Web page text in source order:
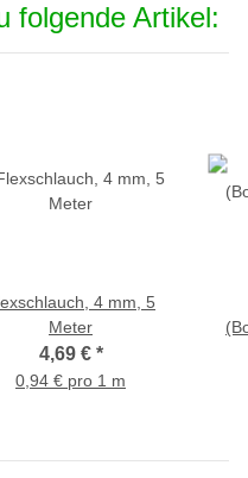
folgende Artikel:
4 mm, 5
Meter
4,69 € *
0,94 € pro 1 m